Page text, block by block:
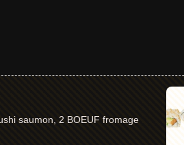
8 California avocat saumon 2 sushi saumon, 2 BOEUF fromage